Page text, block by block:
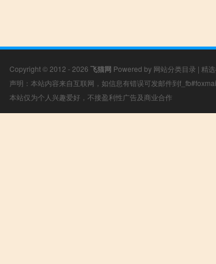
Copyright © 2012 - 2026 飞猫网 Powered by 网站分类目录 | 精
声明：本站内容来自互联网，如信息有错误可发邮件到
本站仅为个人兴趣爱好，不接盈利性广告及商业合作